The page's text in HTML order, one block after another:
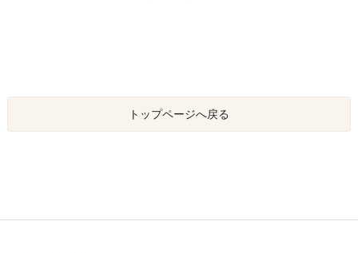
トップページへ戻る